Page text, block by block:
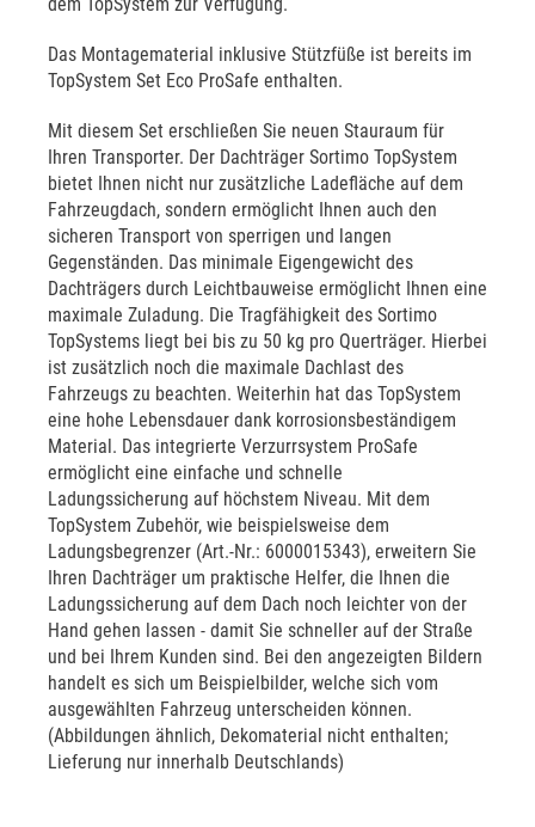
Das Montagematerial inklusive Stützfüße ist bereits im
TopSystem Set Eco ProSafe enthalten.
Mit diesem Set erschließen Sie neuen Stauraum für
Ihren Transporter. Der Dachträger Sortimo TopSystem
bietet Ihnen nicht nur zusätzliche Ladefläche auf dem
Fahrzeugdach, sondern ermöglicht Ihnen auch den
sicheren Transport von sperrigen und langen
Gegenständen. Das minimale Eigengewicht des
Dachträgers durch Leichtbauweise ermöglicht Ihnen eine
maximale Zuladung. Die Tragfähigkeit des Sortimo
TopSystems liegt bei bis zu 50 kg pro Querträger. Hierbei
ist zusätzlich noch die maximale Dachlast des
Fahrzeugs zu beachten. Weiterhin hat das TopSystem
eine hohe Lebensdauer dank korrosionsbeständigem
Material. Das integrierte Verzurrsystem ProSafe
ermöglicht eine einfache und schnelle
Ladungssicherung auf höchstem Niveau. Mit dem
TopSystem Zubehör, wie beispielsweise dem
Ladungsbegrenzer (Art.-Nr.: 6000015343), erweitern Sie
Ihren Dachträger um praktische Helfer, die Ihnen die
Ladungssicherung auf dem Dach noch leichter von der
Hand gehen lassen - damit Sie schneller auf der Straße
und bei Ihrem Kunden sind. Bei den angezeigten Bildern
handelt es sich um Beispielbilder, welche sich vom
ausgewählten Fahrzeug unterscheiden können.
(Abbildungen ähnlich, Dekomaterial nicht enthalten;
Lieferung nur innerhalb Deutschlands)